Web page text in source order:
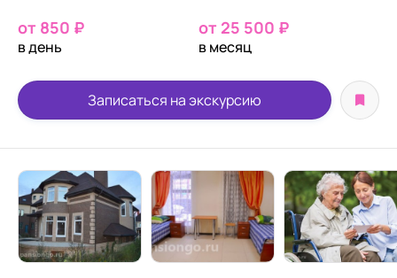
от 850 ₽
в день
от 25 500 ₽
в месяц
Записаться на экскурсию